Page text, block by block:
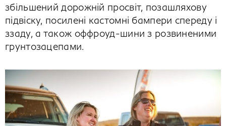
збільшений дорожній просвіт, позашляхову
підвіску, посилені кастомні бампери спереду і
ззаду, а також оффроуд-шини з розвиненими
грунтозацепами.